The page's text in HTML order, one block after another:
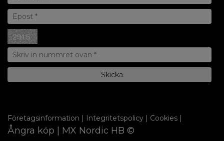
Företagsinformation | Integritetspolicy | Cookies |
Ångra köp | MX Nordic HB ©